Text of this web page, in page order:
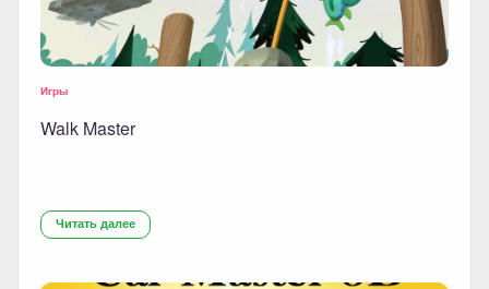
Игры
Walk Master
Читать далее